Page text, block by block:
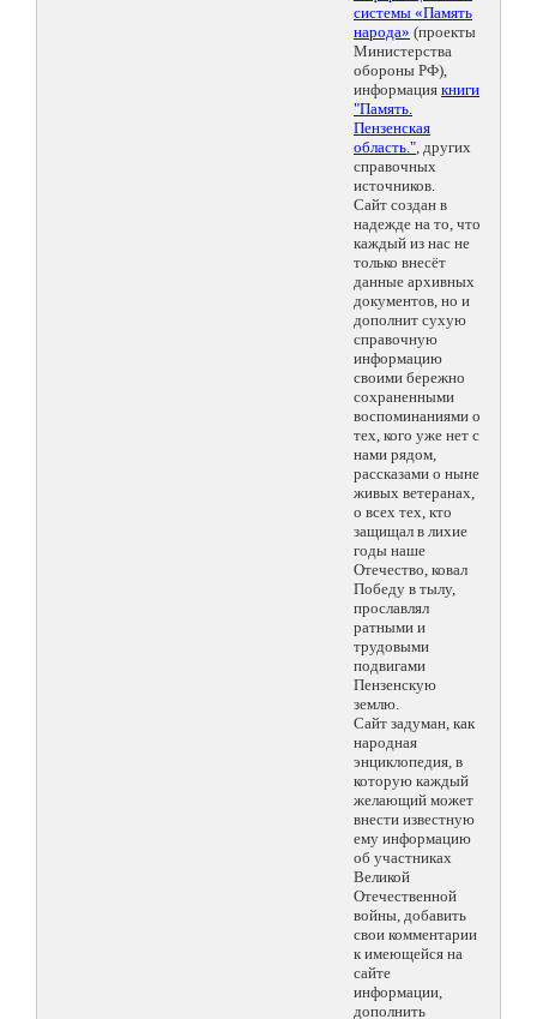
системы «Память
народа» (проекты
Министерства
обороны РФ),
информация книги
"Память.
Пензенская
область.", других
справочных
источников.
Сайт создан в
надежде на то, что
каждый из нас не
только внесёт
данные архивных
документов, но и
дополнит сухую
справочную
информацию
своими бережно
сохраненными
воспоминаниями о
тех, кого уже нет с
нами рядом,
рассказами о ныне
живых ветеранах,
о всех тех, кто
защищал в лихие
годы наше
Отечество, ковал
Победу в тылу,
прославлял
ратными и
трудовыми
подвигами
Пензенскую
землю.
Сайт задуман, как
народная
энциклопедия, в
которую каждый
желающий может
внести известную
ему информацию
об участниках
Великой
Отечественной
войны, добавить
свои комментарии
к имеющейся на
сайте
информации,
дополнить